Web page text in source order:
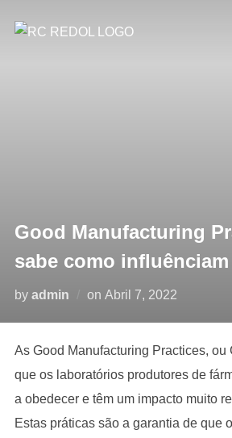
Good Manufacturing
sabe como
by admin on Abril 7, 2022
As Good Manufacturing Practices, ou
que os laboratórios produtores de
a obedecer e têm um impacto muito
Estas práticas são a garantia de que